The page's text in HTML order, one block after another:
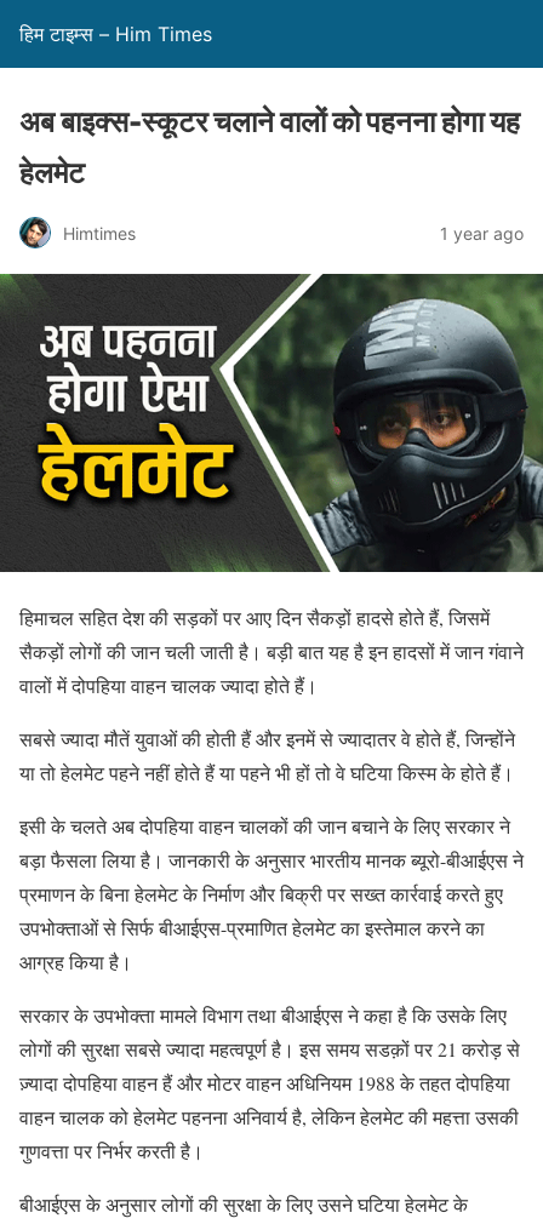
हिम टाइम्स – Him Times
अब बाइक्स-स्कूटर चलाने वालों को पहनना होगा यह
हेलमेट
Himtimes 1 year ago
हिमाचल सहित देश की सड़कों पर आए दिन सैकड़ों हादसे होते हैं, जिसमें
सैकड़ों लोगों की जान चली जाती है। बड़ी बात यह है इन हादसों में जान गंवाने
वालों में दोपहिया वाहन चालक ज्यादा होते हैं।
सबसे ज्यादा मौतें युवाओं की होती हैं और इनमें से ज्यादातर वे होते हैं, जिन्होंने
या तो हेलमेट पहने नहीं होते हैं या पहने भी हों तो वे घटिया किस्म के होते हैं।
इसी के चलते अब दोपहिया वाहन चालकों की जान बचाने के लिए सरकार ने
बड़ा फैसला लिया है। जानकारी के अनुसार भारतीय मानक ब्यूरो-बीआईएस ने
प्रमाणन के बिना हेलमेट के निर्माण और बिक्री पर सख्त कार्रवाई करते हुए
उपभोक्ताओं से सिर्फ बीआईएस-प्रमाणित हेलमेट का इस्तेमाल करने का
आग्रह किया है।
सरकार के उपभोक्ता मामले विभाग तथा बीआईएस ने कहा है कि उसके लिए
लोगों की सुरक्षा सबसे ज्यादा महत्वपूर्ण है। इस समय सडक़ों पर 21 करोड़ से
ज़्यादा दोपहिया वाहन हैं और मोटर वाहन अधिनियम 1988 के तहत दोपहिया
वाहन चालक को हेलमेट पहनना अनिवार्य है, लेकिन हेलमेट की महत्ता उसकी
गुणवत्ता पर निर्भर करती है।
बीआईएस के अनुसार लोगों की सुरक्षा के लिए उसने घटिया हेलमेट के